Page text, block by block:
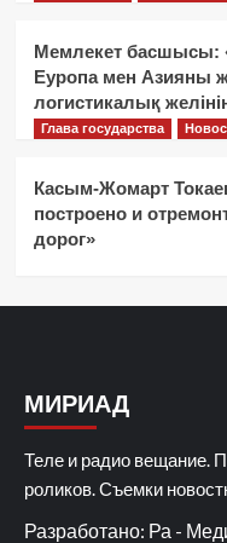
Мемлекет басшысы:
Еуропа мен Азияны
логистикалық
Глава государства
Касым-Жомарт
построено и
дорог»
МИРИАД
Теле и радио вещание.
роликов. Съемки
Разработано: Ра -